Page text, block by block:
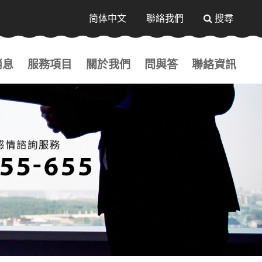
简体中文
聯絡我們 搜尋
息 服務項目 關於我們 問與答 聯絡資訊